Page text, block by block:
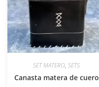
SET MATERO, SETS
Canasta matera de cuero